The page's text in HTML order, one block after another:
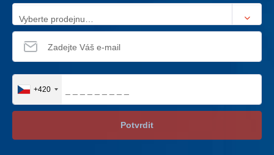
Vyberte prodejnu…
+420
Potvrdit